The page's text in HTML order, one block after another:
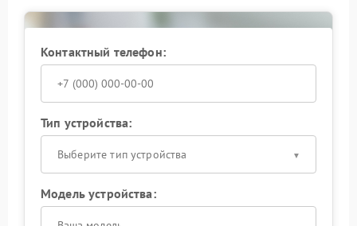
Контактный телефон:
Тип устройства:
Выберите тип устройства
Модель устройства: